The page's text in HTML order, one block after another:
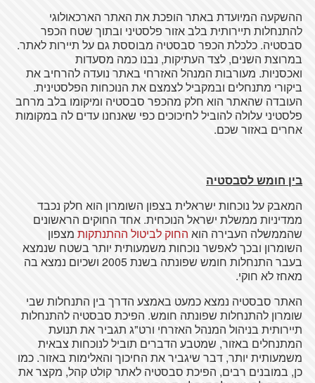
ההשקעה המיועדת באתר הופכת את האתר הארכאולוגי
להתנחלות תיירותית בלב אזור פלסטיני ובתוך שטח הכפר
סבסטיה. כלכלת הכפר סבסטיה מבוססת גם על תיירות לאתר.
במרוצת השנים, לצד העתיקות, נבנו כמה מסעדות
ואכסניות. מעורבות המנהל האזרחי באתר נועדה להרחיב את
ביקורי מתנחלים ובמקביל לצמצם את הנוכחות הפלסטינית.
העובדה שהאתר הוא חלק מהכפר סבסטיה ומיקומו בלב מרחב
פלסטיני עלולה להוביל לחיכוכים כפי שאנחנו עדים לה במקומות
אחרים באזור שכם.
בין חומש לסבסטיה
המאבק על נוכחות ישראלית בצפון השומרון הוא חלק נכבד
ממדיניות ממשלת ישראל הנוכחית. אחד החוקים הראשונים
שהממשלה העבירה הוא החוק לביטול ההתנתקותמצפון
השומרון ובכך לאפשר נוכחות משמעותית יותר בשטח שנמצא
בעבר התנחלות חומש שפונתה בשנת 2005 ושכיום נמצא בה
מאחז לא חוקי.
האתר סבסטיה נמצא כמעט באמצע הדרך בין התנחלות שבי
שומרון להתנחלות שפונתה חומש. הפיכת סבסטיה להתנחלות
תיירותית בניהול המנהל האזרחי ורט"ג תגביר את תנועת
המתנחלים באזור, שמטבע הדברים תוביל לנוכחות צבאית
משמעותית יותר, דבר שיגביר את החיכוך והאלימות באזור. כמו
כן, במובנים רבים, הפיכת סבסטיה לאתר קולט קהל, מקצר את